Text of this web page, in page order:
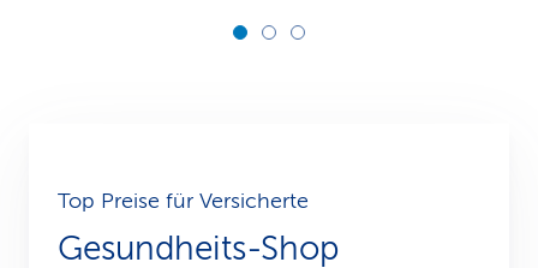
Top Preise für Versicherte
Gesundheits-Shop